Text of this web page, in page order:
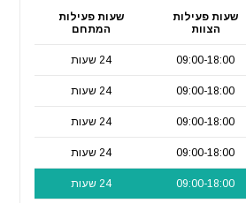
שעות פעילות
הצוות
שעות פעילות
המתחם
09:00-18:00 24 שעות
09:00-18:00 24 שעות
09:00-18:00 24 שעות
09:00-18:00 24 שעות
09:00-18:00 24 שעות